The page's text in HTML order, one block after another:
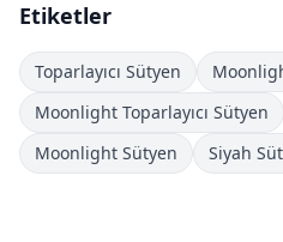
Etiketler
Toparlayıcı Sütyen
Moonlight Toparlayıcı Sütyen
Moonlight Sütyen
Siyah